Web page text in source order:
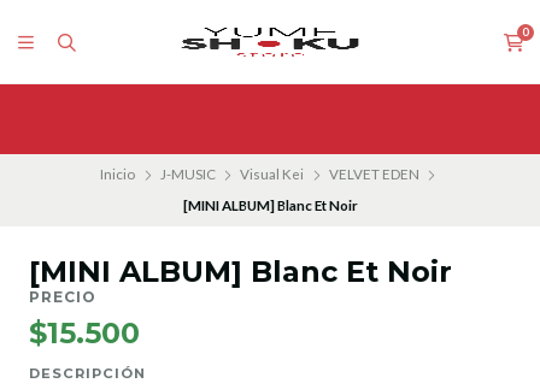
0
Inicio J-MUSIC Visual Kei
VELVET EDEN
[MINI ALBUM] Blanc Et Noir
[MINI ALBUM] Blanc Et Noir
PRECIO
$15.500
DESCRIPCIÓN